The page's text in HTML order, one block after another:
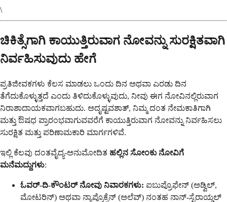
\
ಚಿಕಿತ್ಸೆಗಾಗಿ ಕಾಯುತ್ತಿರುವಾಗ ನೋವನ್ನು ಸುರಕ್ಷಿತವಾಗಿ
ನಿರ್ವಹಿಸುವುದು ಹೇಗೆ
ಪ್ರತಿಜೀವಕಗಳು ಕೆಲಸ ಮಾಡಲು ಒಂದು ದಿನ ಅಥವಾ ಎರಡು ದಿನ
ತೆಗೆದುಕೊಳ್ಳುತ್ತದೆ ಎಂದು ತಿಳಿದುಕೊಳ್ಳುವುದು, ನೀವು ಈಗ ನೋವಿನಲ್ಲಿರುವಾಗ
ನಿರಾಶಾದಾಯಕವಾಗಬಹುದು. ಅದೃಷ್ಟವಶಾತ್, ನಿಮ್ಮ ದಂತ ನೇಮಕಾತಿಗಾಗಿ
ಮತ್ತು ಔಷಧ ಪ್ರಾರಂಭವಾಗುವವರೆಗೆ ಕಾಯುತ್ತಿರುವಾಗ ನೋವನ್ನು ನಿರ್ವಹಿಸಲು
ಸುರಕ್ಷಿತ ಮತ್ತು ಪರಿಣಾಮಕಾರಿ ಮಾರ್ಗಗಳಿವೆ.
ಇಲ್ಲಿ ಕೆಲವು ದಂತವೈದ್ಯ-ಅನುಮೋದಿತ ಹಲ್ಲಿನ ಸೋಂಕು ನೋವಿಗೆ
ಮನೆಮದ್ದುಗಳು:
ಓವರ್-ದಿ-ಕೌಂಟರ್ ನೋವು ನಿವಾರಕಗಳು: ಐಬುಪ್ರೊಫೇನ್ (ಅಡ್ವಿಲ್,
ಮೋಟರಿನ್) ಅಥವಾ ನ್ಯಾಪ್ರೊಕ್ಸೆನ್ (ಅಲೆವ್) ನಂತಹ ನಾನ್-ಸ್ಟೆರಾಯ್ಡಲ್